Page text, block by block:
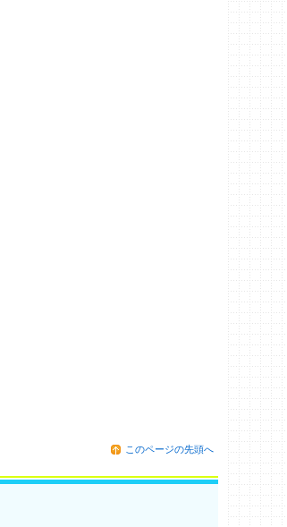
このページの先頭へ